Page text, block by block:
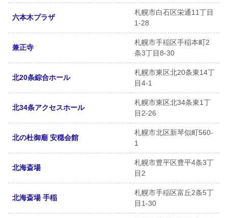
六本木プラザ
札幌市白石区栄通11丁目
1-28
兼正寺
札幌市手稲区手稲本町2
条3丁目8-30
北20条綜合ホール
札幌市東区北20条東14丁
目4-1
北34条アクセスホール
札幌市東区北34条東1丁
目2-26
北の杜御廟 安穏会館
札幌市北区新琴似町560-
1
北海斎場
札幌市豊平区豊平4条3丁
目2
北海斎場 手稲
札幌市手稲区富丘2条5丁
目1-30